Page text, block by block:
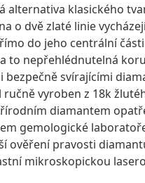
alternativa klasického
o dvě zlaté linie
do jeho centrální
to nepřehlédnutelná
bezpečně svírajícími
ručně vyroben z 18k
diamantem
gemologické
ověření pravosti
mikroskopickou